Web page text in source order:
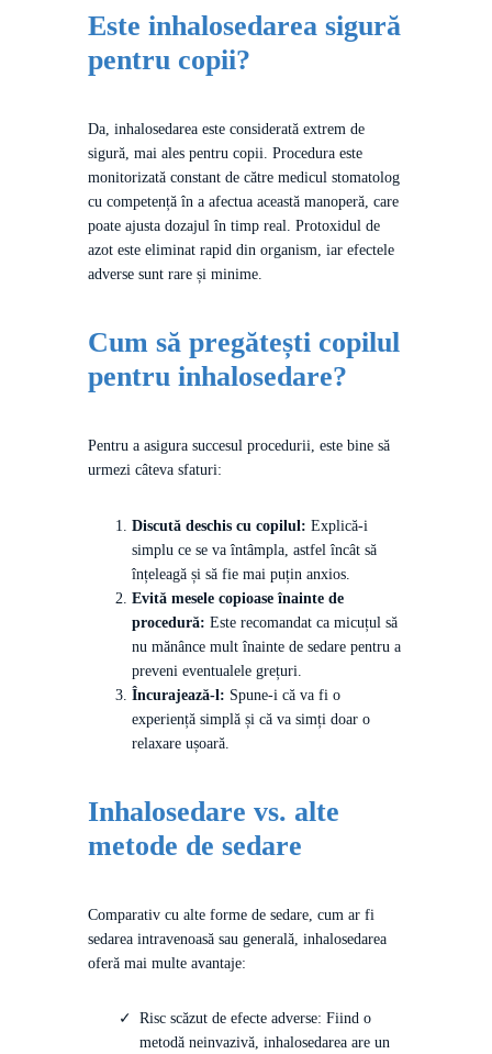
Este inhalosedarea sigură
pentru copii?
Da, inhalosedarea este considerată extrem de
sigură, mai ales pentru copii. Procedura este
monitorizată constant de către medicul stomatolog
cu competență în a afectua această manoperă, care
poate ajusta dozajul în timp real. Protoxidul de
azot este eliminat rapid din organism, iar efectele
adverse sunt rare și minime.
Cum să pregătești copilul
pentru inhalosedare?
Pentru a asigura succesul procedurii, este bine să
urmezi câteva sfaturi:
Discută deschis cu copilul: Explică-i
simplu ce se va întâmpla, astfel încât să
înțeleagă și să fie mai puțin anxios.
Evită mesele copioase înainte de
procedură: Este recomandat ca micuțul să
nu mănânce mult înainte de sedare pentru a
preveni eventualele grețuri.
Încurajează-l: Spune-i că va fi o
experiență simplă și că va simți doar o
relaxare ușoară.
Inhalosedare vs. alte
metode de sedare
Comparativ cu alte forme de sedare, cum ar fi
sedarea intravenoasă sau generală, inhalosedarea
oferă mai multe avantaje:
Risc scăzut de efecte adverse: Fiind o
metodă neinvazivă, inhalosedarea are un